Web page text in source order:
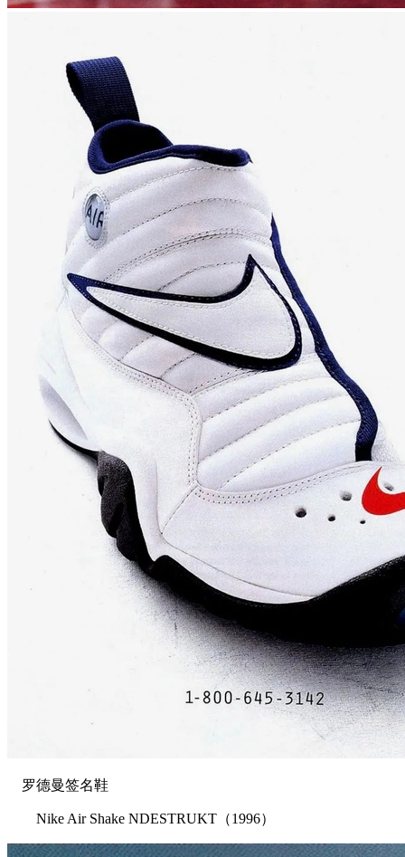
罗德曼签名鞋
Nike Air Shake NDESTRUKT（1996）